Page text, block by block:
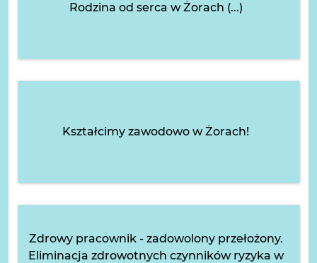
Rodzina od serca w Żorach (...)
Kształcimy zawodowo w Żorach!
Zdrowy pracownik - zadowolony przełożony.
Eliminacja zdrowotnych czynników ryzyka w